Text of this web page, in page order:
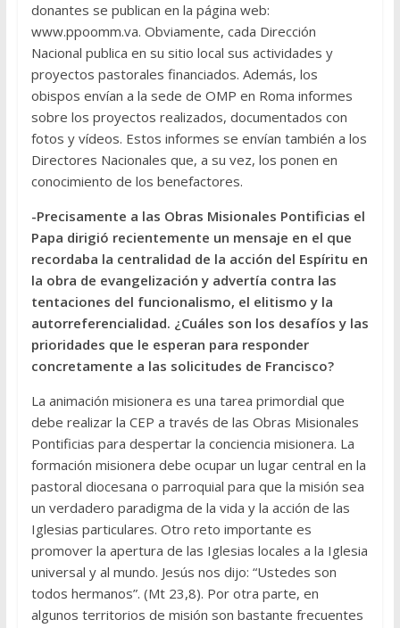
donantes se publican en la página web:
www.ppoomm.va. Obviamente, cada Dirección
Nacional publica en su sitio local sus actividades y
proyectos pastorales financiados. Además, los
obispos envían a la sede de OMP en Roma informes
sobre los proyectos realizados, documentados con
fotos y vídeos. Estos informes se envían también a los
Directores Nacionales que, a su vez, los ponen en
conocimiento de los benefactores.
-Precisamente a las Obras Misionales Pontificias el
Papa dirigió recientemente un mensaje en el que
recordaba la centralidad de la acción del Espíritu en
la obra de evangelización y advertía contra las
tentaciones del funcionalismo, el elitismo y la
autorreferencialidad. ¿Cuáles son los desafíos y las
prioridades que le esperan para responder
concretamente a las solicitudes de Francisco?
La animación misionera es una tarea primordial que
debe realizar la CEP a través de las Obras Misionales
Pontificias para despertar la conciencia misionera. La
formación misionera debe ocupar un lugar central en la
pastoral diocesana o parroquial para que la misión sea
un verdadero paradigma de la vida y la acción de las
Iglesias particulares. Otro reto importante es
promover la apertura de las Iglesias locales a la Iglesia
universal y al mundo. Jesús nos dijo: “Ustedes son
todos hermanos”. (Mt 23,8). Por otra parte, en
algunos territorios de misión son bastante frecuentes